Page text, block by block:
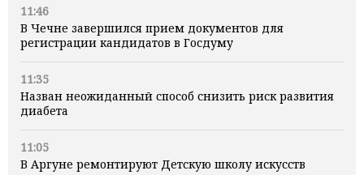
11:46
В Чечне завершился прием документов для
регистрации кандидатов в Госдуму
11:35
Назван неожиданный способ снизить риск развития
диабета
11:05
В Аргуне ремонтируют Детскую школу искусств